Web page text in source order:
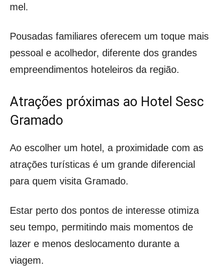
mel.
Pousadas familiares oferecem um toque mais
pessoal e acolhedor, diferente dos grandes
empreendimentos hoteleiros da região.
Atrações próximas ao Hotel Sesc
Gramado
Ao escolher um hotel, a proximidade com as
atrações turísticas é um grande diferencial
para quem visita Gramado.
Estar perto dos pontos de interesse otimiza
seu tempo, permitindo mais momentos de
lazer e menos deslocamento durante a
viagem.